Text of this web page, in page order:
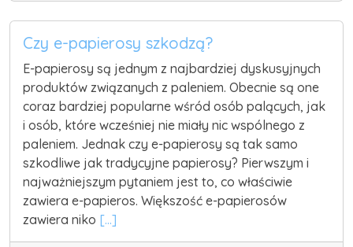
Czy e-papierosy szkodzą?
E-papierosy są jednym z najbardziej dyskusyjnych
produktów związanych z paleniem. Obecnie są one
coraz bardziej popularne wśród osób palących, jak
i osób, które wcześniej nie miały nic wspólnego z
paleniem. Jednak czy e-papierosy są tak samo
szkodliwe jak tradycyjne papierosy? Pierwszym i
najważniejszym pytaniem jest to, co właściwie
zawiera e-papieros. Większość e-papierosów
zawiera niko [...]